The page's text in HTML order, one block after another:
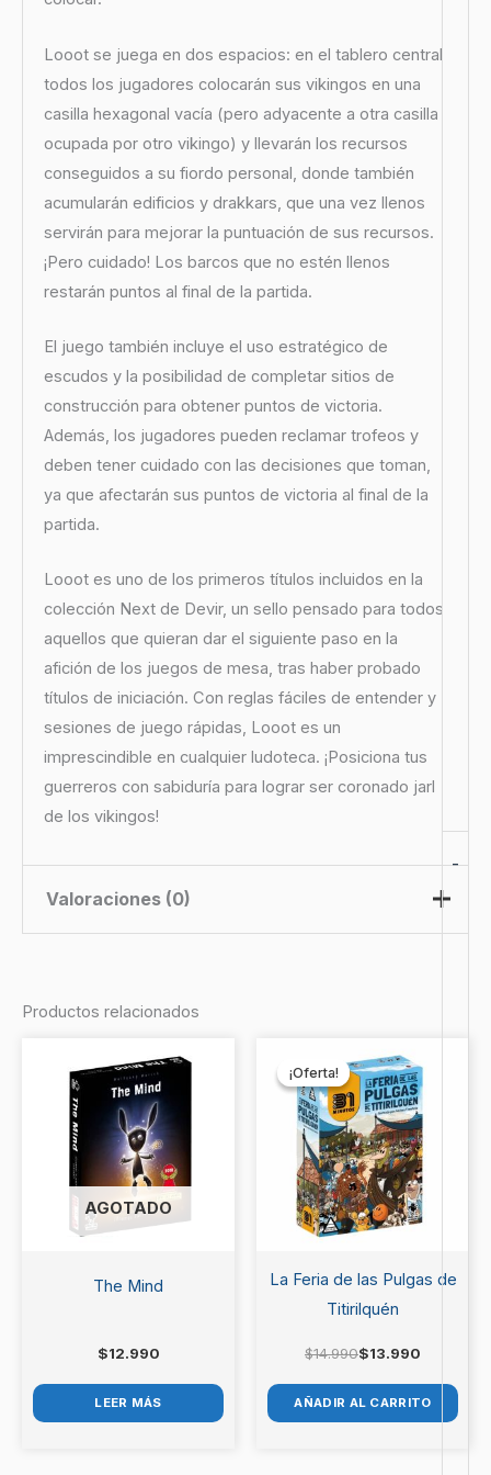
-
Looot se juega en dos espacios: en el tablero central
todos los jugadores colocarán sus vikingos en una
casilla hexagonal vacía (pero adyacente a otra casilla
ocupada por otro vikingo) y llevarán los recursos
conseguidos a su fiordo personal, donde también
acumularán edificios y drakkars, que una vez llenos
servirán para mejorar la puntuación de sus recursos.
¡Pero cuidado! Los barcos que no estén llenos
restarán puntos al final de la partida.
El juego también incluye el uso estratégico de
escudos y la posibilidad de completar sitios de
construcción para obtener puntos de victoria.
Además, los jugadores pueden reclamar trofeos y
deben tener cuidado con las decisiones que toman,
ya que afectarán sus puntos de victoria al final de la
partida.
Looot es uno de los primeros títulos incluidos en la
colección Next de Devir, un sello pensado para todos
aquellos que quieran dar el siguiente paso en la
afición de los juegos de mesa, tras haber probado
títulos de iniciación. Con reglas fáciles de entender y
sesiones de juego rápidas, Looot es un
imprescindible en cualquier ludoteca. ¡Posiciona tus
guerreros con sabiduría para lograr ser coronado jarl
de los vikingos!
Valoraciones (0)
Debesacceder para publicar una valoración.
Productos relacionados
AGOTADO
The Mind
$12.990
LEER MÁS
¡Oferta!
¡Oferta!
La Feria de las Pulgas de
Titirilquén
$14.990
precio
original
era:
$14.990.
$13.990
precio
actual
es:
$13.990.
AÑADIR AL CARRITO